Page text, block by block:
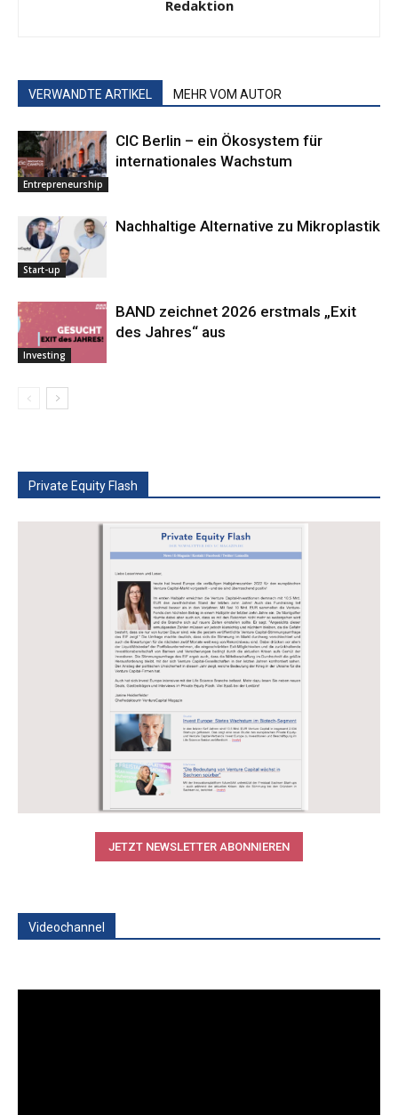
Redaktion
VERWANDTE ARTIKEL MEHR VOM AUTOR
Entrepreneurship
CIC Berlin – ein Ökosystem für
internationales Wachstum
Start-up
Nachhaltige ­Alternative zu Mikroplastik
Investing
BAND zeichnet 2026 erstmals „Exit
des Jahres“ aus
Private Equity Flash
JETZT NEWSLETTER ABONNIEREN
Videochannel